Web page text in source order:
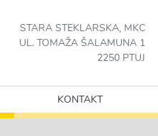
STARA STEKLARSKA, MKC
UL. TOMAŽA ŠALAMUNA 1
2250 PTUJ
KONTAKT